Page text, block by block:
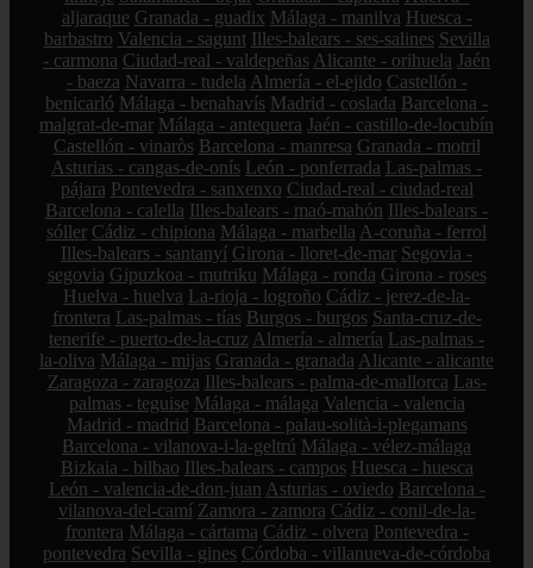
aljaraque Granada - guadix Málaga - manilva Huesca -
barbastro Valencia - sagunt Illes-balears - ses-salines Sevilla
- carmona Ciudad-real - valdepeñas Alicante - orihuela Jaén
- baeza Navarra - tudela Almería - el-ejido Castellón -
benicarló Málaga - benahavís Madrid - coslada Barcelona -
malgrat-de-mar Málaga - antequera Jaén - castillo-de-locubín
Castellón - vinaròs Barcelona - manresa Granada - motril
Asturias - cangas-de-onís León - ponferrada Las-palmas -
pájara Pontevedra - sanxenxo Ciudad-real - ciudad-real
Barcelona - calella Illes-balears - maó-mahón Illes-balears -
sóller Cádiz - chipiona Málaga - marbella A-coruña - ferrol
Illes-balears - santanyí Girona - lloret-de-mar Segovia -
segovia Gipuzkoa - mutriku Málaga - ronda Girona - roses
Huelva - huelva La-rioja - logroño Cádiz - jerez-de-la-
frontera Las-palmas - tías Burgos - burgos Santa-cruz-de-
tenerife - puerto-de-la-cruz Almería - almería Las-palmas -
la-oliva Málaga - mijas Granada - granada Alicante - alicante
Zaragoza - zaragoza Illes-balears - palma-de-mallorca Las-
palmas - teguise Málaga - málaga Valencia - valencia
Madrid - madrid Barcelona - palau-solità-i-plegamans
Barcelona - vilanova-i-la-geltrú Málaga - vélez-málaga
Bizkaia - bilbao Illes-balears - campos Huesca - huesca
León - valencia-de-don-juan Asturias - oviedo Barcelona -
vilanova-del-camí Zamora - zamora Cádiz - conil-de-la-
frontera Málaga - cártama Cádiz - olvera Pontevedra -
pontevedra Sevilla - gines Córdoba - villanueva-de-córdoba